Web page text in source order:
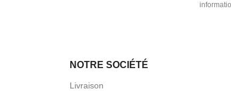
NOTRE SOCIÉTÉ
Livraison